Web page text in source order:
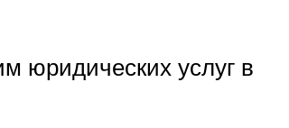
юридических услуг в